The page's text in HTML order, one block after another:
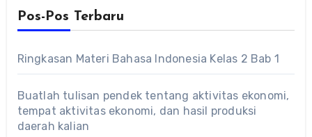
Pos-Pos Terbaru
Ringkasan Materi Bahasa Indonesia Kelas 2 Bab 1
Buatlah tulisan pendek tentang aktivitas ekonomi,
tempat aktivitas ekonomi, dan hasil produksi
daerah kalian